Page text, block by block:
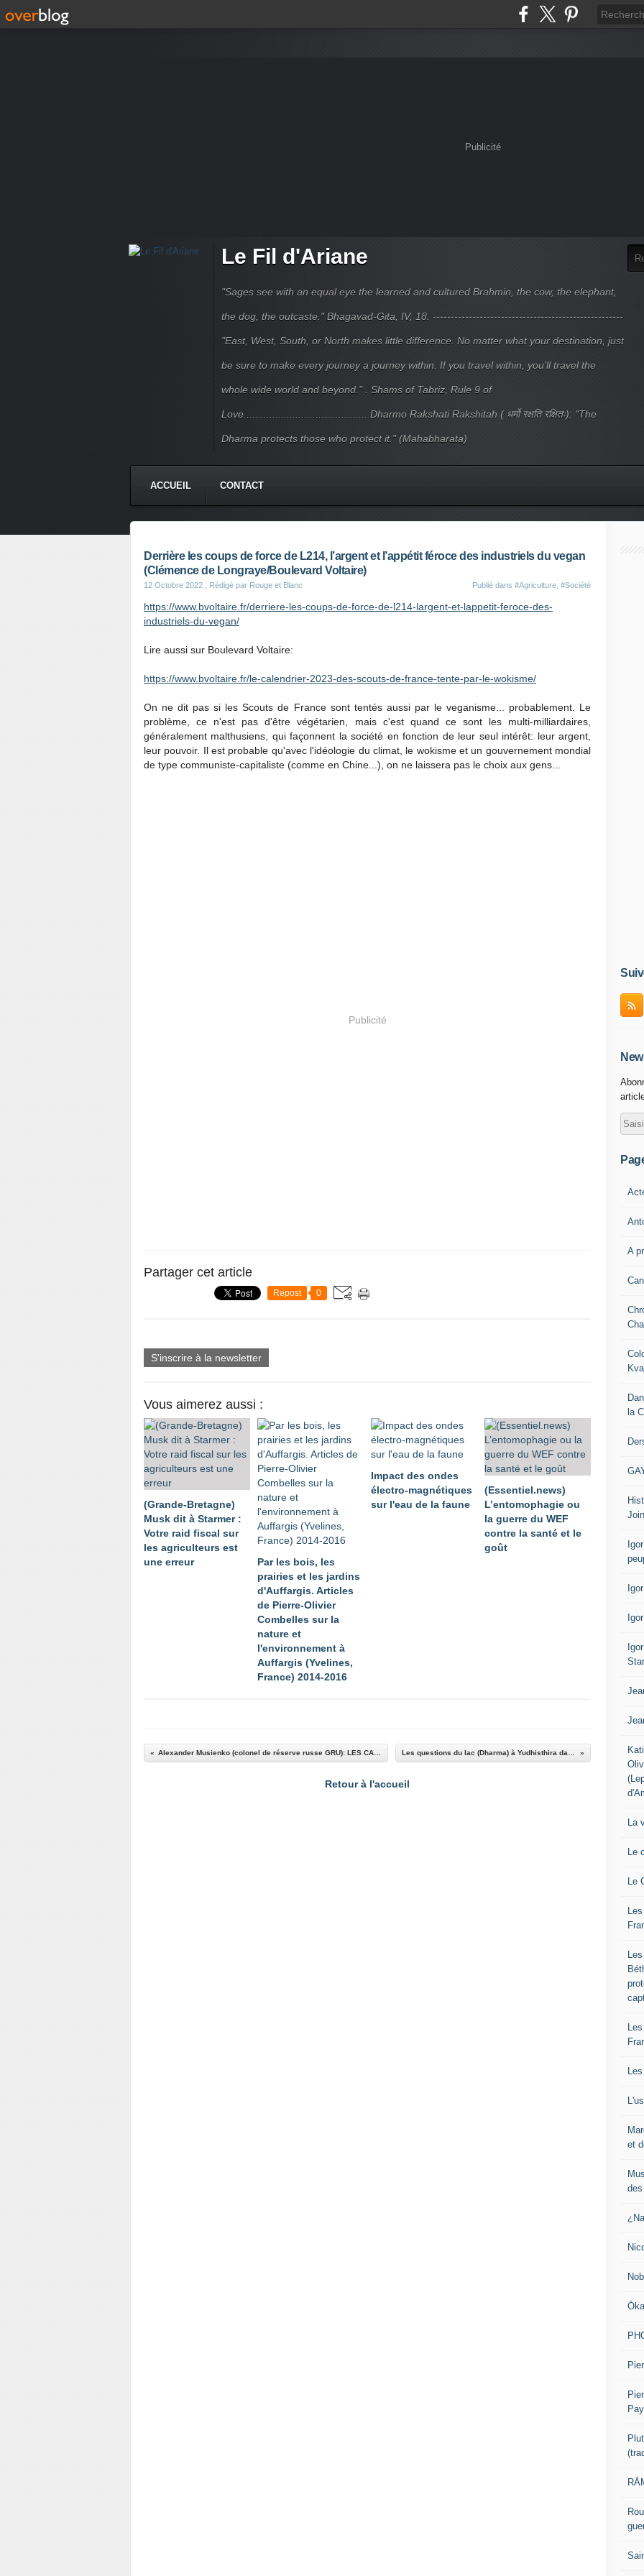
Publicité
Le Fil d'Ariane
"Sages see with an equal eye the learned and cultured Brahmin, the cow, the elephant,
the dog, the outcaste." Bhagavad-Gita, IV, 18. -----------------------------------------------------
"East, West, South, or North makes little difference. No matter what your destination, just
be sure to make every journey a journey within. If you travel within, you’ll travel the
whole wide world and beyond." . Shams of Tabriz, Rule 9 of
Love........................................... Dharmo Rakshati Rakshitah ( धर्मो रक्षति रक्षितः): "The
Dharma protects those who protect it." (Mahabharata)
ACCUEIL CONTACT
Derrière les coups de force de L214, l’argent et l’appétit féroce des industriels du vegan
(Clémence de Longraye/Boulevard Voltaire)
12 Octobre 2022 , Rédigé par Rouge et Blanc Publié dans #Agriculture #Société
https://www.bvoltaire.fr/derriere-les-coups-de-force-de-l214-largent-et-lappetit-feroce-des-
industriels-du-vegan/
Lire aussi sur Boulevard Voltaire:
https://www.bvoltaire.fr/le-calendrier-2023-des-scouts-de-france-tente-par-le-wokisme/
On ne dit pas si les Scouts de France sont tentés aussi par le veganisme... probablement. Le
problème, ce n'est pas d'être végétarien, mais c'est quand ce sont les multi-milliardaires,
généralement malthusiens, qui façonnent la société en fonction de leur seul intérêt: leur argent,
leur pouvoir. Il est probable qu'avec l'idéologie du climat, le wokisme et un gouvernement mondial
de type communiste-capitaliste (comme en Chine...), on ne laissera pas le choix aux gens...
Publicité
Partager cet article
Repost 0
S'inscrire à la newsletter
Vous aimerez aussi :
(Grande-Bretagne)
Musk dit à Starmer :
Votre raid fiscal sur
les agriculteurs est
une erreur
Par les bois, les
prairies et les jardins
d'Auffargis. Articles
de Pierre-Olivier
Combelles sur la
nature et
l'environnement à
Auffargis (Yvelines,
France) 2014-2016
Impact des ondes
électro-magnétiques
sur l'eau de la faune
(Essentiel.news)
L’entomophagie ou
la guerre du WEF
contre la santé et le
goût
Retour à l'accueil
A
la
La
Le
Le
et
des